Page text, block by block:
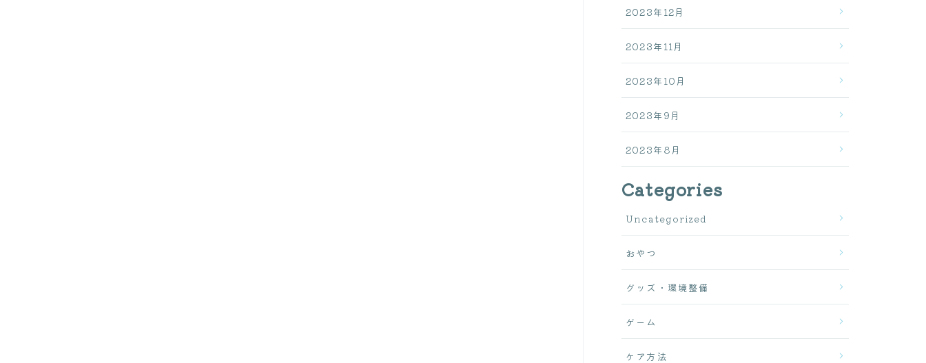
2023年12月
2023年11月
2023年10月
2023年9月
2023年8月
Categories
Uncategorized
おやつ
グッズ・環境整備
ゲーム
ケア方法